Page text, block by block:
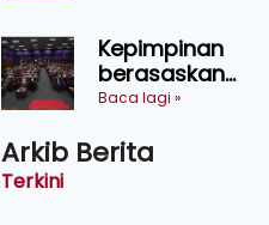
lawatan rasmi ke
China
Kepimpinan
berasaskan
kepercayaan
kecemerlangan
Baca lagi »
Arkib Berita
Terkini